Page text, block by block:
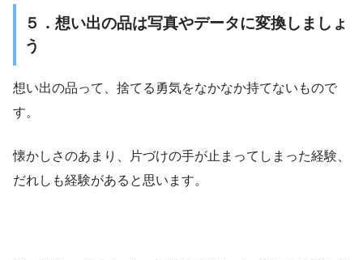
５．想い出の品は写真やデータに変換しましょ
う
想い出の品って、捨てる勇気をなかなか持てないもので
す。
懐かしさのあまり、片づけの手が止まってしまった経験、
だれしも経験があると思います。